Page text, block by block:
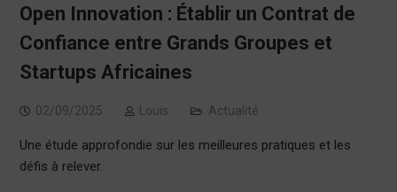
Open Innovation : Établir un Contrat de
Confiance entre Grands Groupes et
Startups Africaines
02/09/2025 Louis Actualité
Une étude approfondie sur les meilleures pratiques et les
défis à relever.